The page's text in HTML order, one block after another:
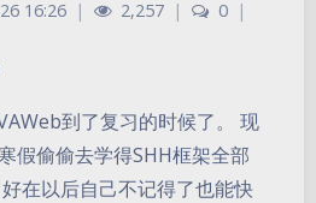
16:26 | 2,257 | 0 |
到了复习的时候了。 现
假偷偷去学得SHH框架全部
在以后自己不记得了也能快